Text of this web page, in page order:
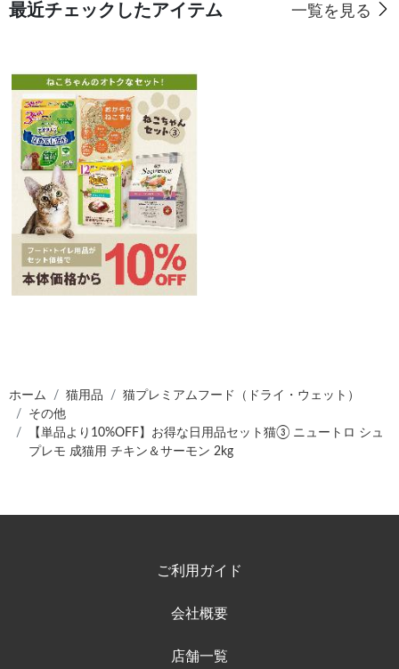
最近チェックしたアイテム 一覧を見る
ホーム 猫用品
猫プレミアムフード（ドライ・ウェット）
その他
【単品より10%OFF】お得な日用品セット猫③ ニュートロ シュ
プレモ 成猫用 チキン＆サーモン 2kg
ご利用ガイド
会社概要
店舗一覧